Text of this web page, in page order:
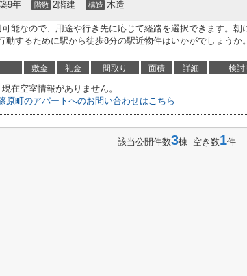
9年 階数 2階建 構造 木造
能なので、用途や行き先に応じて経路を選択できます。朝
動するために駅から徒歩8分の駅近物件はいかがでしょうか
敷金 礼金 間取り 面積 詳細 検討
現在空室情報がありません。
原町のアパートへのお問い合わせはこちら
該当公開件数3棟 空き数1件